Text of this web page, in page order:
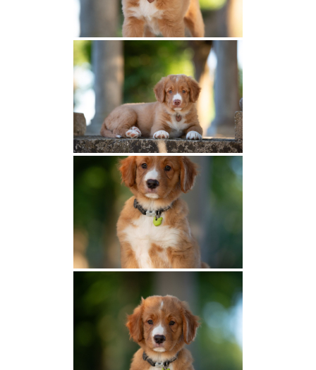
Shaée et Ubaye
2025
Texas et Buck
Catan et Xarre
Summer et Buck
Fox et Thiago
Olga et Oswald
Tarook et Eat
Shelby et Magni
Summer et Togo